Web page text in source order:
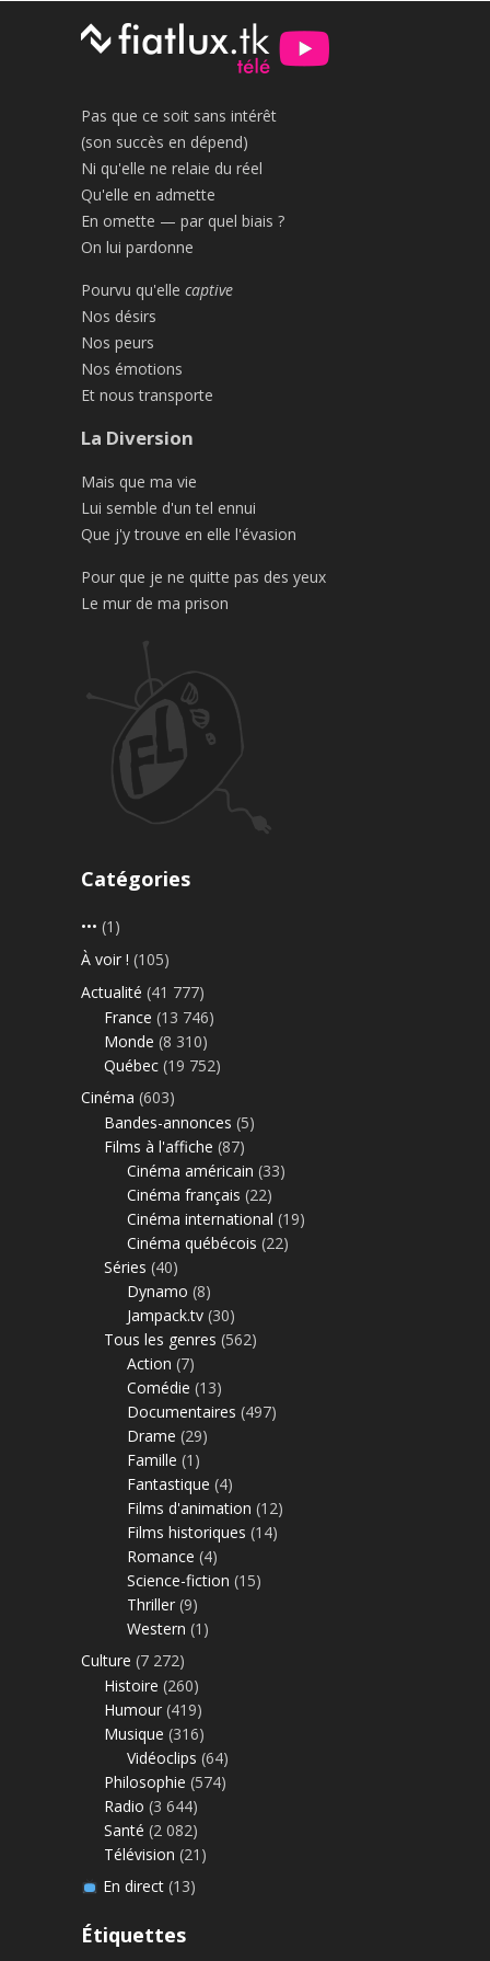
Pas que ce soit sans intérêt
(son succès en dépend)
Ni qu'elle ne relaie du réel
Qu'elle en admette
En omette — par quel biais ?
On lui pardonne
Pourvu qu'elle captive
Nos désirs
Nos peurs
Nos émotions
Et nous transporte
La Diversion
Mais que ma vie
Lui semble d'un tel ennui
Que j'y trouve en elle l'évasion
Pour que je ne quitte pas des yeux
Le mur de ma prison
Catégories
••• (1)
À voir ! (105)
Actualité (41 777)
France (13 746)
Monde (8 310)
Québec (19 752)
Cinéma (603)
Bandes-annonces (5)
Films à l'affiche (87)
Cinéma américain (33)
Cinéma français (22)
Cinéma international (19)
Cinéma québécois (22)
Séries (40)
Dynamo (8)
Jampack.tv (30)
Tous les genres (562)
Action (7)
Comédie (13)
Documentaires (497)
Drame (29)
Famille (1)
Fantastique (4)
Films d'animation (12)
Films historiques (14)
Romance (4)
Science-fiction (15)
Thriller (9)
Western (1)
Culture (7 272)
Histoire (260)
Humour (419)
Musique (316)
Vidéoclips (64)
Philosophie (574)
Radio (3 644)
Santé (2 082)
Télévision (21)
En direct(13)
Étiquettes